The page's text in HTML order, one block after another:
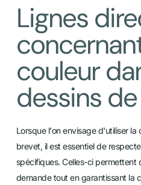
Lignes
couleur
dessins
Lorsque l'on envisage d'utiliser la
brevet, il est essentiel de
spécifiques. Celles-ci permettent
demande tout en garantissant la